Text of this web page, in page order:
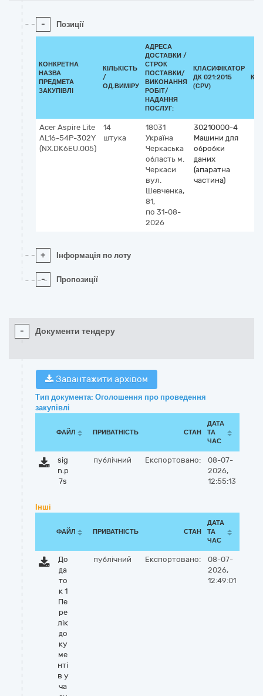
- Позиції
КОНКРЕТНА
НАЗВА
ПРЕДМЕТА
ЗАКУПІВЛІ
КІЛЬКІСТЬ
/
ОД.ВИМІРУ
АДРЕСА
ДОСТАВКИ /
СТРОК
ПОСТАВКИ/
ВИКОНАННЯ
РОБІТ/
НАДАННЯ
ПОСЛУГ:
КЛАСИФІКАТОР
ДК 021:2015
(CPV)
Acer Aspire Lite
AL16-54P-302Y
(NX.DK6EU.005)
14
штука
18031
Україна
Черкаська
область м.
Черкаси
вул.
Шевченка,
81,
по 31-08-
2026
30210000-4
Машини для
обробки
даних
(апаратна
частина)
+ Інформація по лоту
- Пропозиції
- Документи тендеру
Завантажити архівом
Тип документа: Оголошення про проведення
закупівлі
ФАЙЛ ПРИВАТНІСТЬ СТАН
ДАТА
ТА
ЧАС
sig
n.p
7s
публічний Експортовано:
08-07-
2026,
12:55:13
Інші
ФАЙЛ ПРИВАТНІСТЬ СТАН
ДАТА
ТА
ЧАС
До
да
то
к 1
Пе
ре
лік
до
ку
ме
нті
в у
ча
публічний Експортовано:
08-07-
2026,
12:49:01